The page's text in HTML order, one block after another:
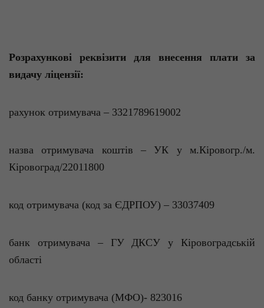
Розрахункові реквізити для внесення плати за
видачу ліцензії:
рахунок отримувача – 3321789619002
назва отримувача коштів – УК у м.Кіровогр./м.
Кіровоград/22011800
код отримувача (код за ЄДРПОУ) – 33037409
банк отримувача – ГУ ДКСУ у Кіровоградській
області
код банку отримувача (МФО)- 823016